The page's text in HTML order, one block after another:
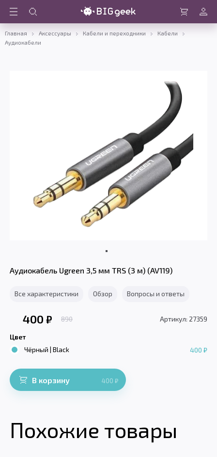
Войти
Главная Аксессуары Кабели и переходники
Кабели
Аудиокабели
Аудиокабель Ugreen 3,5 мм TRS (3 м) (AV119)
Все характеристики Обзор Вопросы и ответы
400 ₽ 890 Артикул: 27359
Цвет
Чёрный | Black
400 ₽
В корзину 400 ₽
Похожие товары